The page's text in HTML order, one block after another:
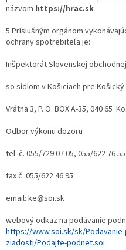
názvom https://hrac.sk
5.Príslušným orgánom
ochrany spotrebiteľa je:
Inšpektorát Slovenskej
so sídlom v Košiciach pre Košický
Vrátna 3, P. O. BOX A-35, 040 65
Odbor výkonu dozoru
tel. č. 055/729 07 05, 055/622 76 55
fax č. 055/622 46 95
email: ke@soi.sk
webový odkaz na podávanie
https://www.soi.sk/sk/
ziadosti/Podajte-podnet.soi